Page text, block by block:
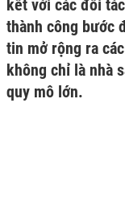
kết với các đối
thành công bước
tin mở rộng ra
không chỉ là nhà
quy mô lớn.